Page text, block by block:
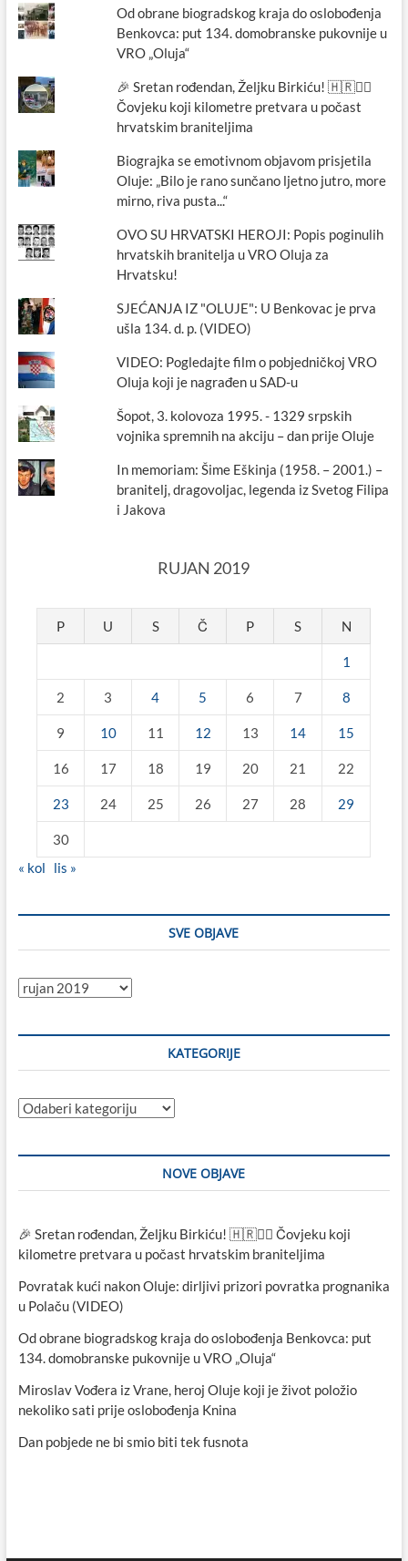
Od obrane biogradskog kraja do oslobođenja
Benkovca: put 134. domobranske pukovnije u
VRO „Oluja“
🎉 Sretan rođendan, Željku Birkiću! 🇭🇷🏃‍♂️
Čovjeku koji kilometre pretvara u počast
hrvatskim braniteljima
Biograjka se emotivnom objavom prisjetila
Oluje: „Bilo je rano sunčano ljetno jutro, more
mirno, riva pusta...“
OVO SU HRVATSKI HEROJI: Popis poginulih
hrvatskih branitelja u VRO Oluja za
Hrvatsku!
SJEĆANJA IZ "OLUJE": U Benkovac je prva
ušla 134. d. p. (VIDEO)
VIDEO: Pogledajte film o pobjedničkoj VRO
Oluja koji je nagrađen u SAD-u
Šopot, 3. kolovoza 1995. - 1329 srpskih
vojnika spremnih na akciju – dan prije Oluje
In memoriam: Šime Eškinja (1958. – 2001.) –
branitelj, dragovoljac, legenda iz Svetog Filipa
i Jakova
RUJAN 2019
P U S Č P S N
1
2 3 4 5 6 7 8
9 10 11 12 13 14 15
16 17 18 19 20 21 22
23 24 25 26 27 28 29
30
« kol
lis »
SVE OBJAVE
Sve
KATEGORIJE
Kategorije
NOVE OBJAVE
🎉 Sretan rođendan, Željku Birkiću! 🇭🇷🏃‍♂️ Čovjeku koji
kilometre pretvara u počast hrvatskim braniteljima
Povratak kući nakon Oluje: dirljivi prizori povratka prognanika
u Polaču (VIDEO)
Od obrane biogradskog kraja do oslobođenja Benkovca: put
134. domobranske pukovnije u VRO „Oluja“
Miroslav Vođera iz Vrane, heroj Oluje koji je život položio
nekoliko sati prije oslobođenja Knina
Dan pobjede ne bi smio biti tek fusnota